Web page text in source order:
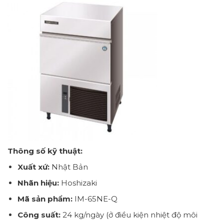
Thông số kỹ thuật:
Xuất xứ:Nhật Bản
Nhãn hiệu:Hoshizaki
Mã sản phẩm:IM-65NE-Q
Công suất:24 kg/ngày (ở điều kiện nhiệt độ môi